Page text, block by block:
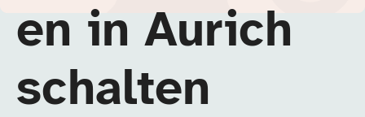
en in Aurich
schalten